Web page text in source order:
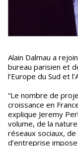
Alain Dalmau a rejoint Trifacta en Janvier 2017 pour gérer le
bureau parisien et
l’Europe du Sud et
“Le nombre de
croissance en
explique Jeremy
volume, de la
réseaux sociaux,
d’entreprise